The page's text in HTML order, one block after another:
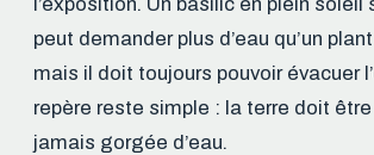
peut demander plus d’eau qu’un
mais il doit toujours pouvoir évacuer
repère reste simple : la terre doit
jamais gorgée d’eau.